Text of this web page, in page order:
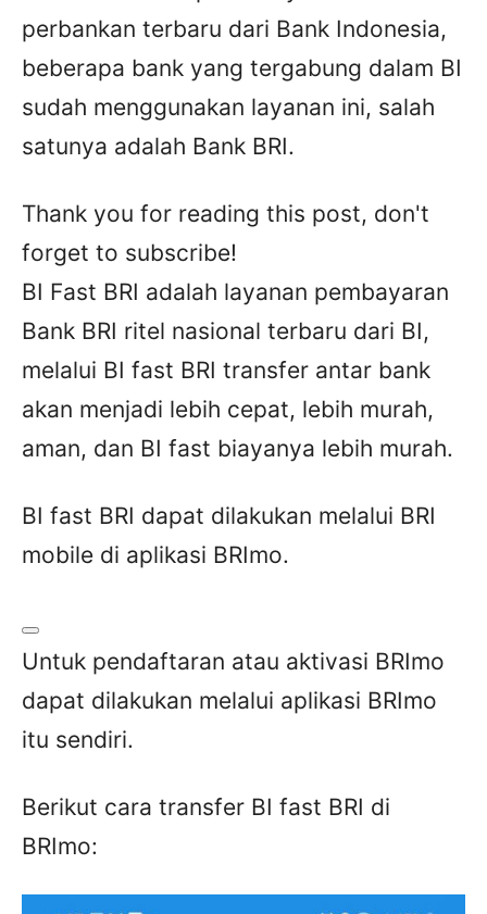
perbankan terbaru dari Bank Indonesia,
beberapa bank yang tergabung dalam BI
sudah menggunakan layanan ini, salah
satunya adalah Bank BRI.
Thank you for reading this post, don't
forget to subscribe!
BI Fast BRI adalah layanan pembayaran
Bank BRI ritel nasional terbaru dari BI,
melalui BI fast BRI transfer antar bank
akan menjadi lebih cepat, lebih murah,
aman, dan BI fast biayanya lebih murah.
BI fast BRI dapat dilakukan melalui BRI
mobile di aplikasi BRImo.
Untuk pendaftaran atau aktivasi BRImo
dapat dilakukan melalui aplikasi BRImo
itu sendiri.
Berikut cara transfer BI fast BRI di
BRImo: